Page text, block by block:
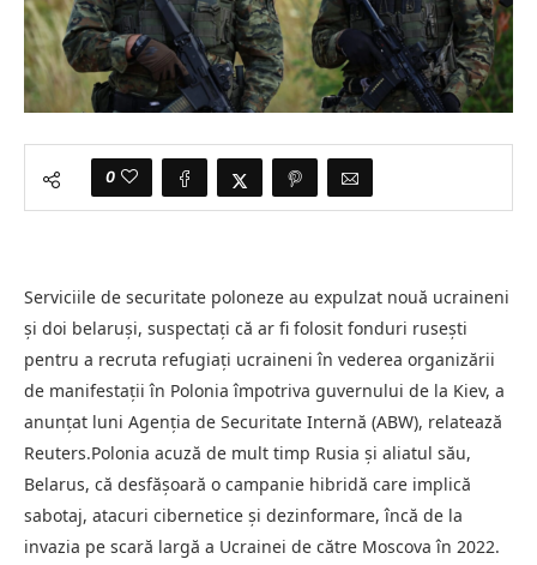
0
Serviciile de securitate poloneze au expulzat nouă ucraineni
şi doi belaruşi, suspectaţi că ar fi folosit fonduri ruseşti
pentru a recruta refugiaţi ucraineni în vederea organizării
de manifestaţii în Polonia împotriva guvernului de la Kiev, a
anunţat luni Agenţia de Securitate Internă (ABW), relatează
Reuters.Polonia acuză de mult timp Rusia şi aliatul său,
Belarus, că desfăşoară o campanie hibridă care implică
sabotaj, atacuri cibernetice şi dezinformare, încă de la
invazia pe scară largă a Ucrainei de către Moscova în 2022.